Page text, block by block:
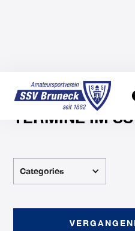
TERMINE IM
Categories